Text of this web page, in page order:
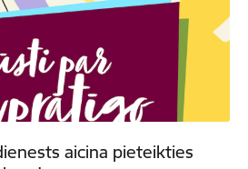
aicina pieteikties